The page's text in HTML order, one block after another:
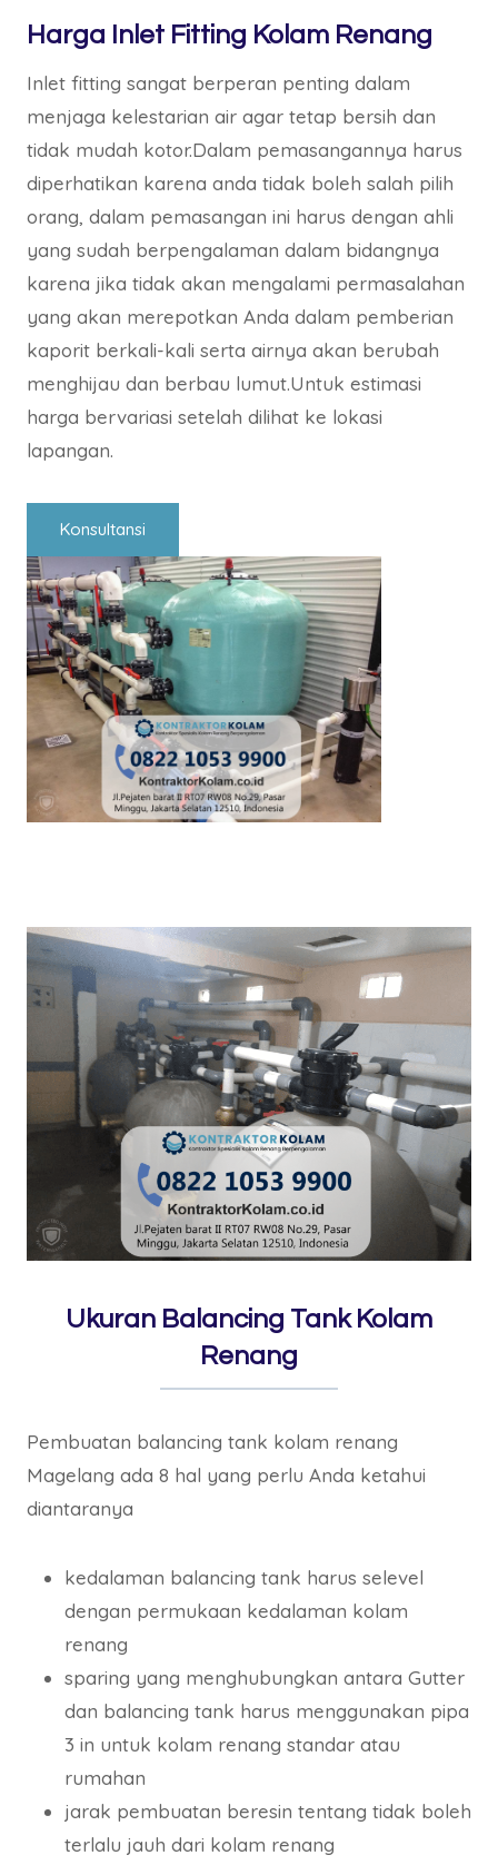
Harga Inlet Fitting Kolam Renang
Inlet fitting sangat berperan penting dalam
menjaga kelestarian air agar tetap bersih dan
tidak mudah kotor.Dalam pemasangannya harus
diperhatikan karena anda tidak boleh salah pilih
orang, dalam pemasangan ini harus dengan ahli
yang sudah berpengalaman dalam bidangnya
karena jika tidak akan mengalami permasalahan
yang akan merepotkan Anda dalam pemberian
kaporit berkali-kali serta airnya akan berubah
menghijau dan berbau lumut.Untuk estimasi
harga bervariasi setelah dilihat ke lokasi
lapangan.
Konsultansi
Ukuran Balancing Tank Kolam
Renang
Pembuatan balancing tank kolam renang
Magelang ada 8 hal yang perlu Anda ketahui
diantaranya
kedalaman balancing tank harus selevel
dengan permukaan kedalaman kolam
renang
sparing yang menghubungkan antara Gutter
dan balancing tank harus menggunakan pipa
3 in untuk kolam renang standar atau
rumahan
jarak pembuatan beresin tentang tidak boleh
terlalu jauh dari kolam renang